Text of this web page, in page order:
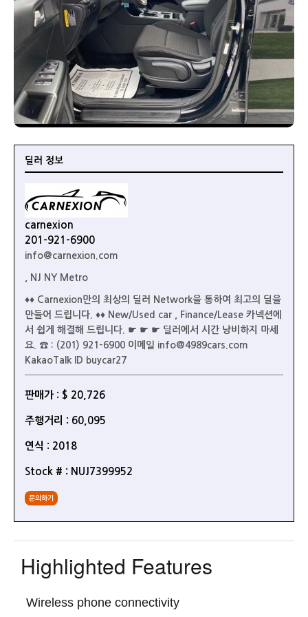
딜러 정보
carnexion
201-921-6900
info@carnexion.com
, NJ NY Metro
♦♦ Carnexion만의 최상의 딜러 Network을 통하여 최고의 딜을
만들어 드립니다. ♦♦ New/Used car , Finance/Lease 카넥션에
서 쉽게 해결해 드립니다. ☛ ☛ ☛ 딜러에서 시간 낭비하지 마세
요. ☎ : (201) 921-6900 이메일 info@4989cars.com
KakaoTalk ID buycar27
판매가 : $ 20,726
주행거리 : 60,095
연식 : 2018
Stock # : NUJ7399952
문의하기
Highlighted Features
Wireless phone connectivity